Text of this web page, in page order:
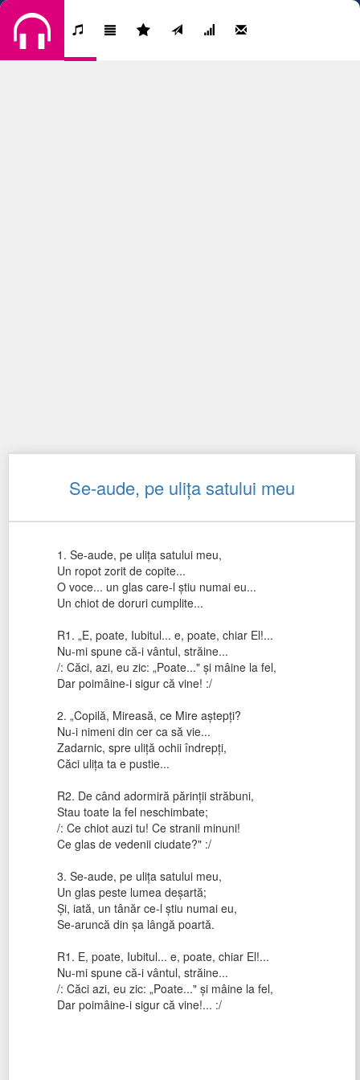
Se-aude, pe uliţa satului meu
1. Se-aude, pe uliţa satului meu,
Un ropot zorit de copite...
O voce... un glas care-l ştiu numai eu...
Un chiot de doruri cumplite...
R1. „E, poate, Iubitul... e, poate, chiar El!...
Nu-mi spune că-i vântul, străine...
/: Căci, azi, eu zic: „Poate..." şi mâine la fel,
Dar poimâine-i sigur că vine! :/
2. „Copilă, Mireasă, ce Mire aştepţi?
Nu-i nimeni din cer ca să vie...
Zadarnic, spre uliţă ochii îndrepţi,
Căci uliţa ta e pustie...
R2. De când adormiră părinţii străbuni,
Stau toate la fel neschimbate;
/: Ce chiot auzi tu! Ce stranii minuni!
Ce glas de vedenii ciudate?" :/
3. Se-aude, pe uliţa satului meu,
Un glas peste lumea deşartă;
Şi, iată, un tânăr ce-l ştiu numai eu,
Se-aruncă din şa lângă poartă.
R1. E, poate, Iubitul... e, poate, chiar El!...
Nu-mi spune că-i vântul, străine...
/: Căci azi, eu zic: „Poate..." şi mâine la fel,
Dar poimâine-i sigur că vine!... :/